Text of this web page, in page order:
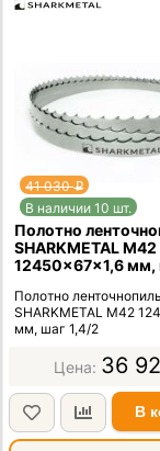
41 030p
В наличии 10 шт.
Полотно
SHARKMETAL M42
12450×67×1,6 мм,
Полотно
SHARKMETAL M42
мм, шаг 1,4/2
36
В